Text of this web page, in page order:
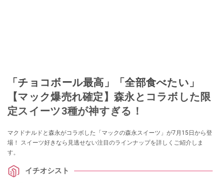
「チョコボール最高」「全部食べたい」
【マック爆売れ確定】森永とコラボした限
定スイーツ3種が神すぎる！
マクドナルドと森永がコラボした「マックの森永スイーツ」が7月15日から登
場！ スイーツ好きなら見逃せない注目のラインナップを詳しくご紹介しま
す。
イチオシスト